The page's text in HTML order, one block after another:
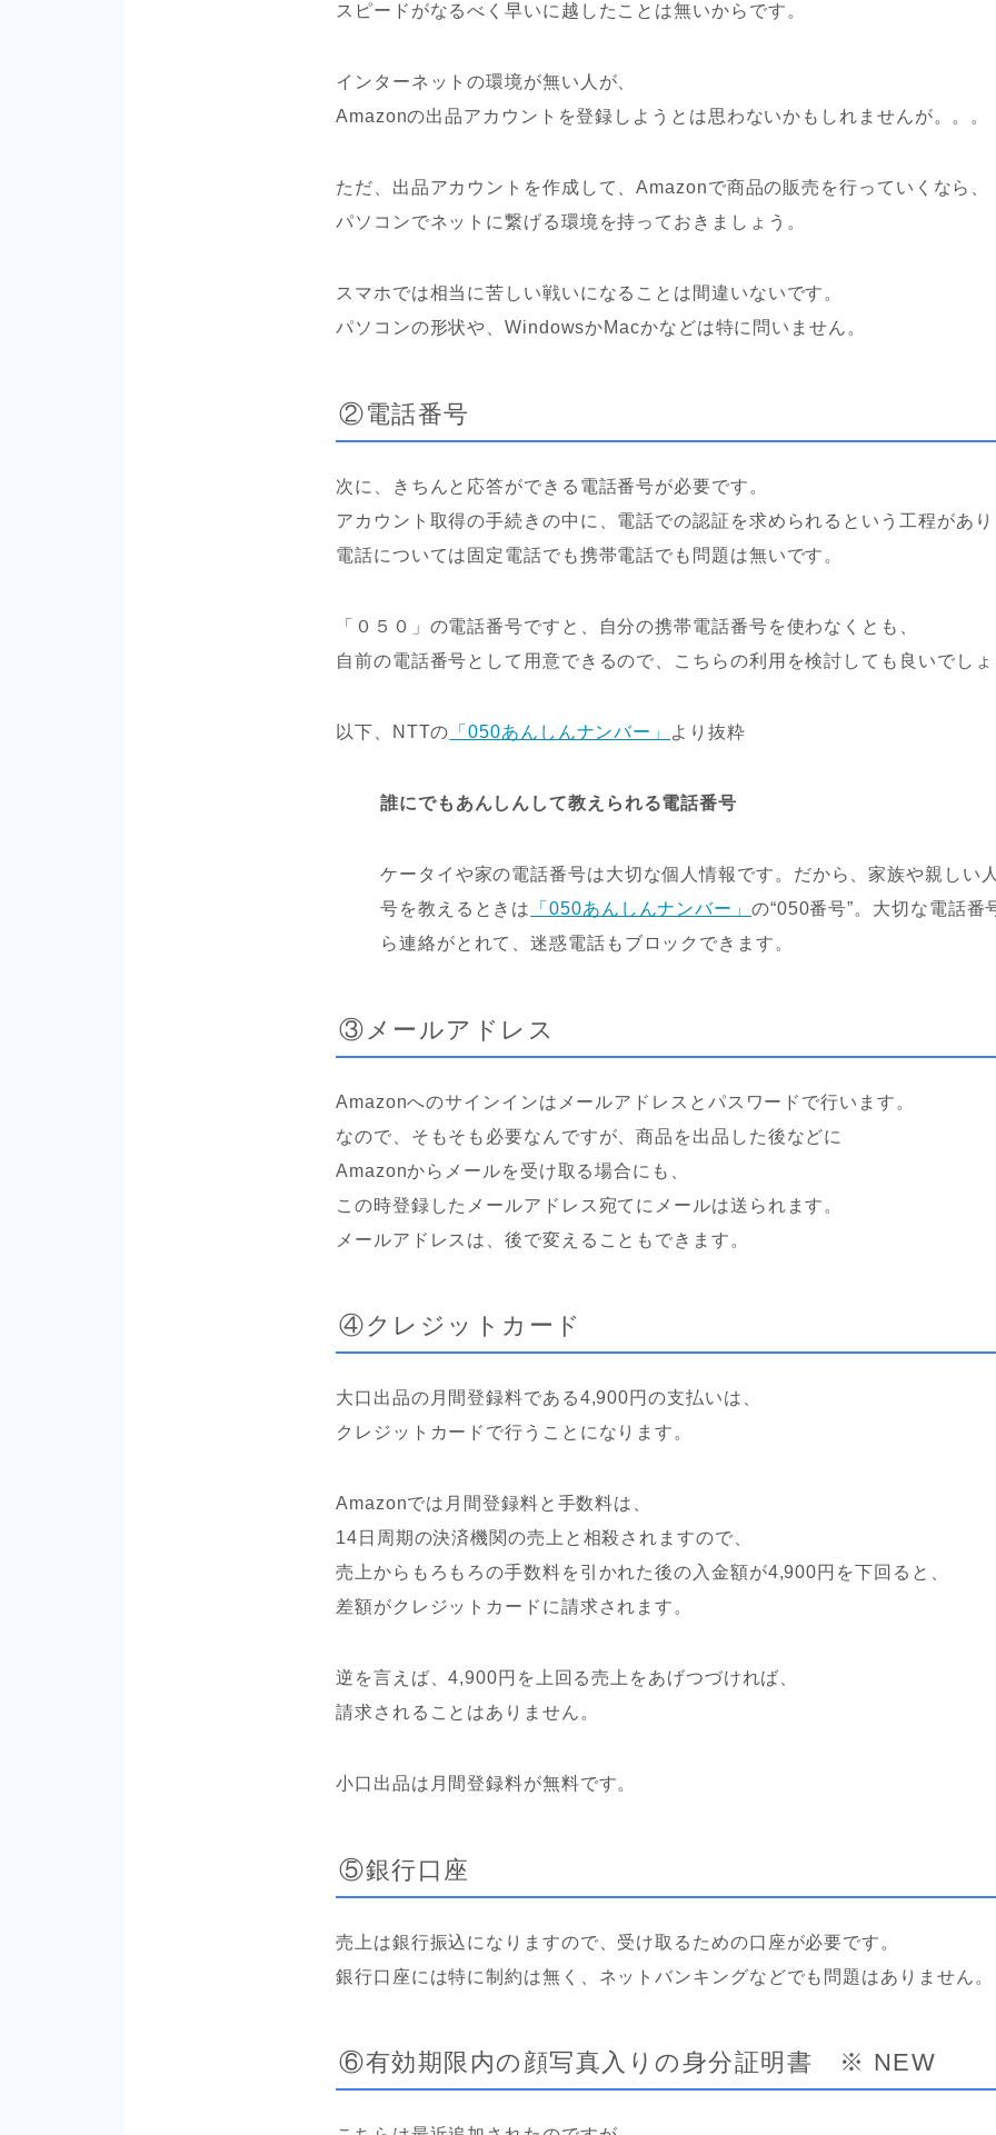
スピードがなるべく早いに越したことは無いからです。
インターネットの環境が無い人が、
Amazonの出品アカウントを登録しようとは思わないかもしれませんが。。。
ただ、出品アカウントを作成して、Amazonで商品の販売を行っていくなら、
パソコンでネットに繋げる環境を持っておきましょう。
スマホでは相当に苦しい戦いになることは間違いないです。
パソコンの形状や、WindowsかMacかなどは特に問いません。
②電話番号
次に、きちんと応答ができる電話番号が必要です。
アカウント取得の手続きの中に、電話での認証を求められるという工程があ
電話については固定電話でも携帯電話でも問題は無いです。
「０５０」の電話番号ですと、自分の携帯電話番号を使わなくとも、
自前の電話番号として用意できるので、こちらの利用を検討しても良いでし
以下、NTTの 「050あんしんナンバー」 より抜粋
誰にでもあんしんして教えられる電話番号
ケータイや家の電話番号は大切な個人情報です。だから、家族や親しい
号を教えるときは
「050あんしんナンバー」 の“050番号”。大切な電話番
ら連絡がとれて、迷惑電話もブロックできます。
③メールアドレス
Amazonへのサインインはメールアドレスとパスワードで行います。
なので、そもそも必要なんですが、商品を出品した後などに
Amazonからメールを受け取る場合にも、
この時登録したメールアドレス宛てにメールは送られます。
メールアドレスは、後で変えることもできます。
④クレジットカード
大口出品の月間登録料である4,900円の支払いは、
クレジットカードで行うことになります。
Amazonでは月間登録料と手数料は、
14日周期の決済機関の売上と相殺されますので、
売上からもろもろの手数料を引かれた後の入金額が4,900円を下回ると、
差額がクレジットカードに請求されます。
逆を言えば、4,900円を上回る売上をあげつづければ、
請求されることはありません。
小口出品は月間登録料が無料です。
⑤銀行口座
売上は銀行振込になりますので、受け取るための口座が必要です。
銀行口座には特に制約は無く、ネットバンキングなどでも問題はありません。
⑥有効期限内の顔写真入りの身分証明書 ※ NEW